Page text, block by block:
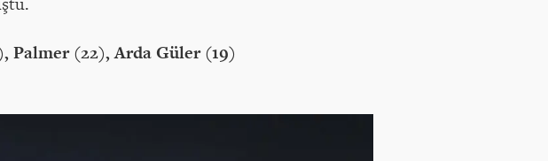
Palmer (22), Arda Güler (19)